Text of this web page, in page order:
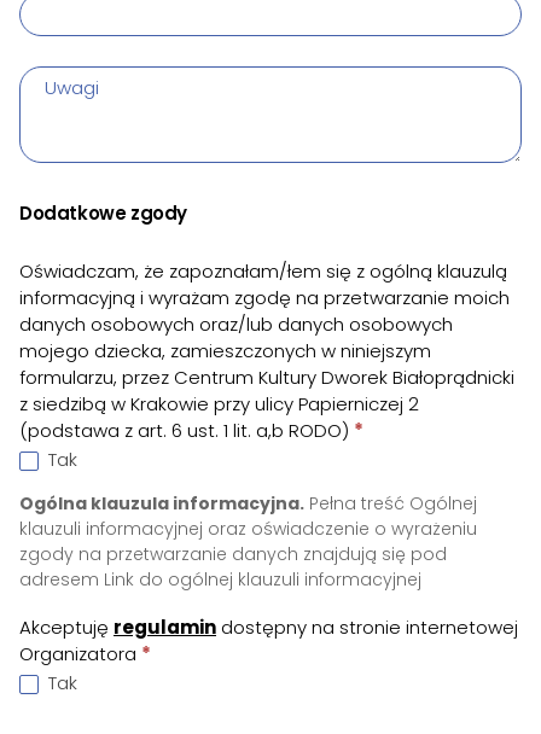
Uwagi
Dodatkowe zgody
Oświadczam, że zapoznałam/łem się z ogólną klauzulą
informacyjną i wyrażam zgodę na przetwarzanie moich
danych osobowych oraz/lub danych osobowych
mojego dziecka, zamieszczonych w niniejszym
formularzu, przez Centrum Kultury Dworek Białoprądnicki
z siedzibą w Krakowie przy ulicy Papierniczej 2
(podstawa z art. 6 ust. 1 lit. a,b RODO) *
Tak
Ogólna klauzula informacyjna. Pełna treść Ogólnej
klauzuli informacyjnej oraz oświadczenie o wyrażeniu
zgody na przetwarzanie danych znajdują się pod
adresem Link do ogólnej klauzuli informacyjnej
Akceptuję regulamin dostępny na stronie internetowej
Organizatora *
Tak